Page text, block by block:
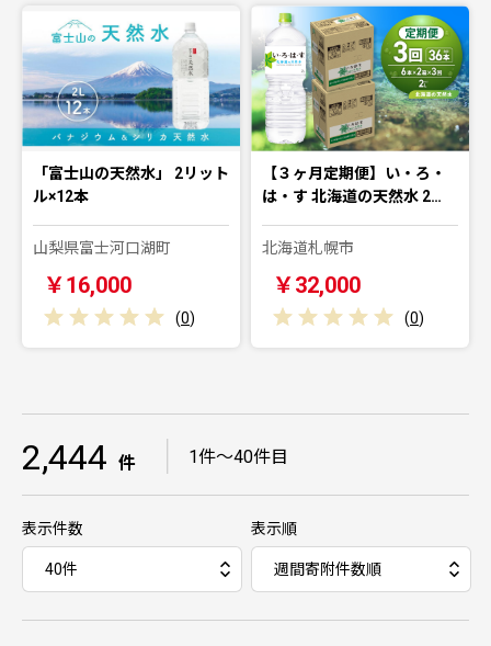
「富士山の天然水」 2リット
ル×12本
山梨県富士河口湖町
￥16,000
(0)
【３ヶ月定期便】い・ろ・
は・す 北海道の天然水 2…
北海道札幌市
￥32,000
(0)
2,444 件 1件～40件目
表示件数 表示順